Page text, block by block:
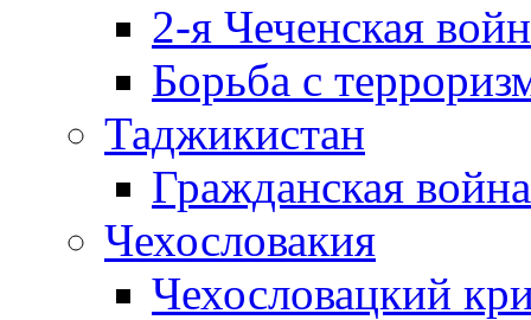
2-я Чеченская
Борьба с
Таджикистан
Гражданская
Чехословакия
Чехословацкий